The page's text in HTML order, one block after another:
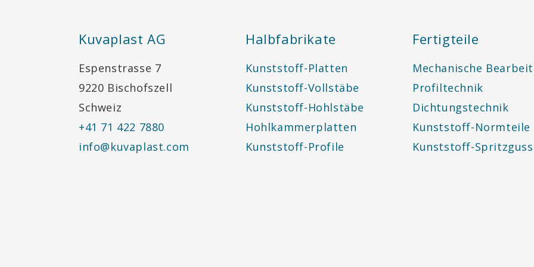
Kuvaplast AG
Espenstrasse 7
9220 Bischofszell
Schweiz
+41 71 422 7880
info@kuvaplast.com
Halbfabrikate
Kunststoff-Platten
Kunststoff-Vollstäbe
Kunststoff-Hohlstäbe
Hohlkammerplatten
Kunststoff-Profile
Fertigteile
Mechanische
Profiltechnik
Dichtungstechnik
Kunststoff-Normteile
Kunststoff-Spritzguss